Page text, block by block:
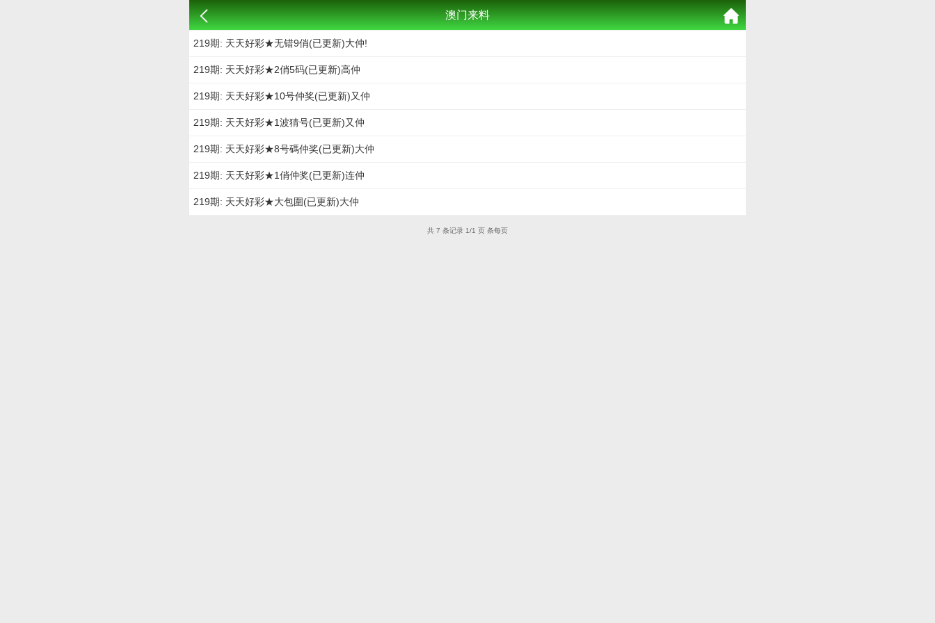
澳门来料
219期: 天天好彩★无错9俏(已更新)大仲!
219期: 天天好彩★2俏5码(已更新)高仲
219期: 天天好彩★10号仲奖(已更新)又仲
219期: 天天好彩★1波猜号(已更新)又仲
219期: 天天好彩★8号碼仲奖(已更新)大仲
219期: 天天好彩★1俏仲奖(已更新)连仲
219期: 天天好彩★大包圍(已更新)大仲
共 7 条记录 1/1 页 条每页